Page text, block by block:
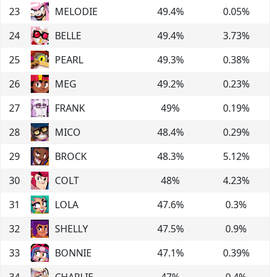
23
MELODIE 49.4% 0.05%
24
BELLE 49.4% 3.73%
25
PEARL 49.3% 0.38%
26
MEG 49.2% 0.23%
27
FRANK 49% 0.19%
28
MICO 48.4% 0.29%
29
BROCK 48.3% 5.12%
30
COLT 48% 4.23%
31
LOLA 47.6% 0.3%
32
SHELLY 47.5% 0.9%
33
BONNIE 47.1% 0.39%